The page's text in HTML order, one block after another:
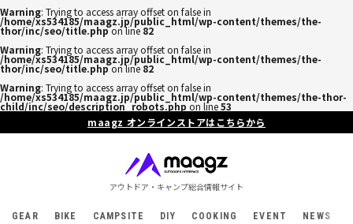
Warning: Trying to access array offset on false in
/home/xs534185/maagz.jp/public_html/wp-content/themes/the-
thor/inc/seo/title.phpon line 82
Warning: Trying to access array offset on false in
/home/xs534185/maagz.jp/public_html/wp-content/themes/the-
thor/inc/seo/title.phpon line 82
Warning: Trying to access array offset on false in
/home/xs534185/maagz.jp/public_html/wp-content/themes/the-thor-
child/inc/seo/description_robots.php on line53
maagz オンラインストアはこちらから
アウトドア・キャンプ総合情報サイト
GEAR BIKE CAMPSITE DIY COOKING EVENT NEWS